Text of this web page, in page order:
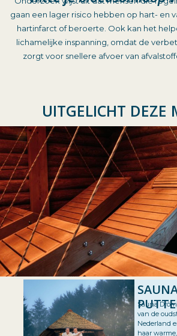
gaan een lager risico hebben op hart- en
hartinfarct of beroerte. Ook kan het
lichamelijke inspanning, omdat de
zorgt voor snellere afvoer van
UITGELICHT DEZE
Sauna
van de
Nederland
haar